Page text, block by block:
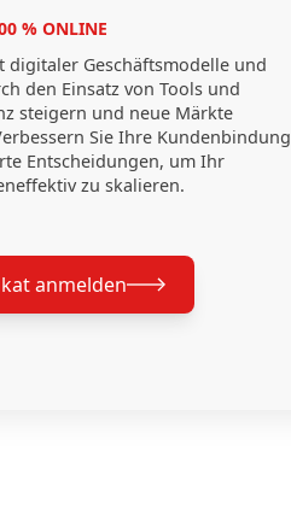
% ONLINE
digitaler Geschäftsmodelle und
den Einsatz von Tools und
steigern und neue Märkte
Sie Ihre Kundenbindung
Entscheidungen, um Ihr
zu skalieren.
anmelden